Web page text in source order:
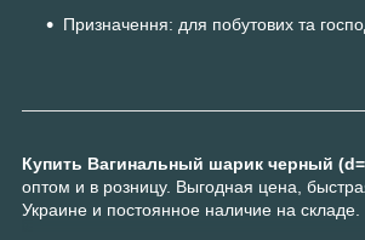
Призначення: для побутових та
Купить Вагинальный шарик черный
оптом и в розницу. Выгодная цена,
Украине и постоянное наличие на складе.